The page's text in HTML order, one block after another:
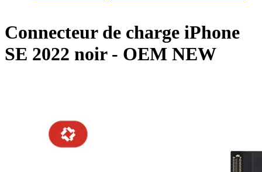
Connecteur de charge iPhone
SE 2022 noir - OEM NEW